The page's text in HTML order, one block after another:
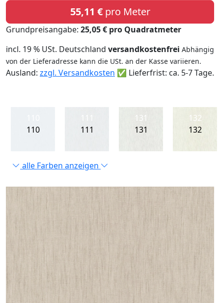
55,11 €pro Meter
Grundpreisangabe: 25,05 € pro Quadratmeter
incl. 19 % USt. Deutschland versandkostenfrei Abhängig
von der Lieferadresse kann die USt. an der Kasse variieren.
Ausland: zzgl. Versandkosten ✅ Lieferfrist: ca. 5-7 Tage.
110
111
131
131
132
132
alle Farben anzeigen